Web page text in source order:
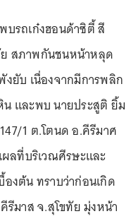
รถเก๋งฮอนด้าซิตี้ สี
ย สภาพกันชนหน้าหลุด
ยับ เนื่องจากมีการพลิก
และพบ นายประสูติ ยิ้ม
1 ต.โตนด อ.คีรีมาศ
ลที่บริเวณศีรษะและ
งต้น ทราบว่าก่อนเกิด
รีมาส จ.สุโขทัย มุ่งหน้า